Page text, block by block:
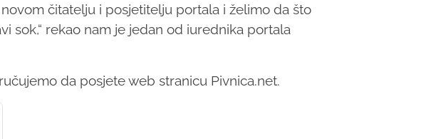
novom čitatelju i posjetitelju portala i želimo da što
sok,“ rekao nam je jedan od iurednika portala
da posjete web stranicu Pivnica.net.